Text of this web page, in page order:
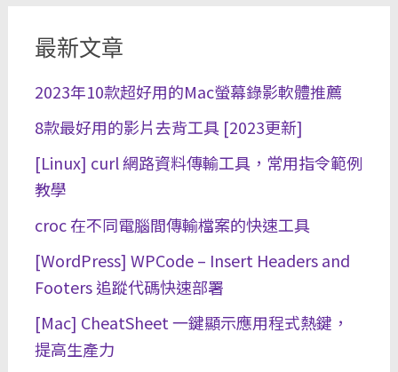
最新文章
2023年10款超好用的Mac螢幕錄影軟體推薦
8款最好用的影片去背工具 [2023更新]
[Linux] curl 網路資料傳輸工具，常用指令範例
教學
croc 在不同電腦間傳輸檔案的快速工具
[WordPress] WPCode – Insert Headers and
Footers 追蹤代碼快速部署
[Mac] CheatSheet 一鍵顯示應用程式熱鍵，
提高生產力